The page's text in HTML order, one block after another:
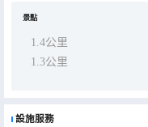
景點
1.4公里
1.3公里
設施服務